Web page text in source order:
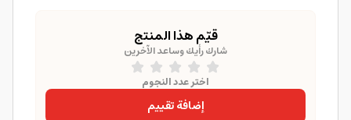
قيّم هذا المنتج
شارك رأيك وساعد الآخرين
اختر عدد النجوم
إضافة تقييم